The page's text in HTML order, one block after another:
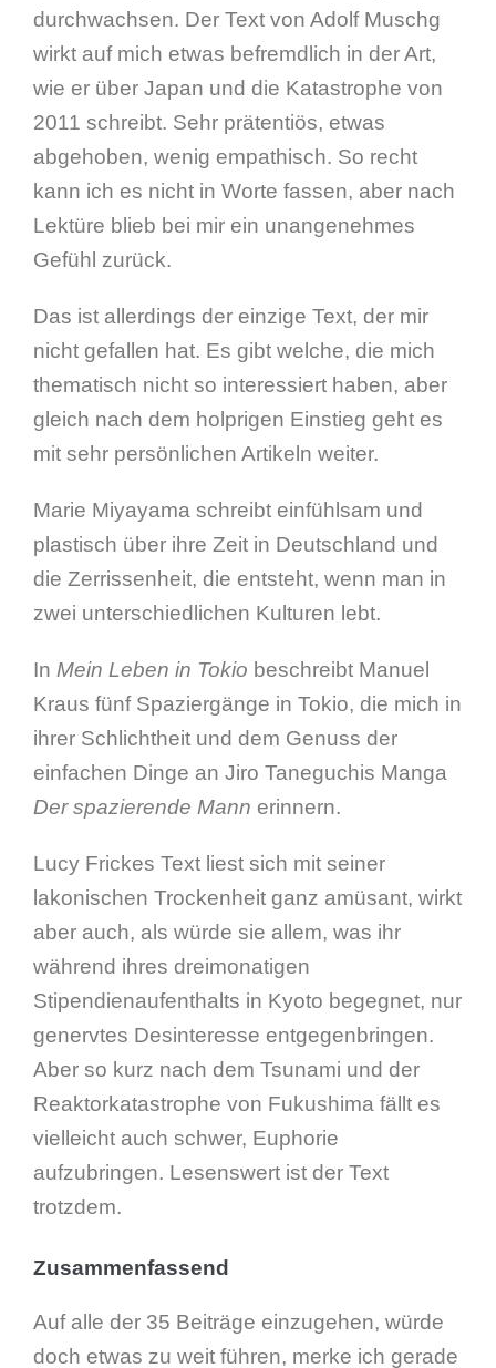
durchwachsen. Der Text von Adolf Muschg
wirkt auf mich etwas befremdlich in der Art,
wie er über Japan und die Katastrophe von
2011 schreibt. Sehr prätentiös, etwas
abgehoben, wenig empathisch. So recht
kann ich es nicht in Worte fassen, aber nach
Lektüre blieb bei mir ein unangenehmes
Gefühl zurück.
Das ist allerdings der einzige Text, der mir
nicht gefallen hat. Es gibt welche, die mich
thematisch nicht so interessiert haben, aber
gleich nach dem holprigen Einstieg geht es
mit sehr persönlichen Artikeln weiter.
Marie Miyayama schreibt einfühlsam und
plastisch über ihre Zeit in Deutschland und
die Zerrissenheit, die entsteht, wenn man in
zwei unterschiedlichen Kulturen lebt.
In Mein Leben in Tokio beschreibt Manuel
Kraus fünf Spaziergänge in Tokio, die mich in
ihrer Schlichtheit und dem Genuss der
einfachen Dinge an Jiro Taneguchis Manga
Der spazierende Mann erinnern.
Lucy Frickes Text liest sich mit seiner
lakonischen Trockenheit ganz amüsant, wirkt
aber auch, als würde sie allem, was ihr
während ihres dreimonatigen
Stipendienaufenthalts in Kyoto begegnet, nur
genervtes Desinteresse entgegenbringen.
Aber so kurz nach dem Tsunami und der
Reaktorkatastrophe von Fukushima fällt es
vielleicht auch schwer, Euphorie
aufzubringen. Lesenswert ist der Text
trotzdem.
Zusammenfassend
Auf alle der 35 Beiträge einzugehen, würde
doch etwas zu weit führen, merke ich gerade